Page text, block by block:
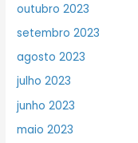
outubro 2023
setembro 2023
agosto 2023
julho 2023
junho 2023
maio 2023